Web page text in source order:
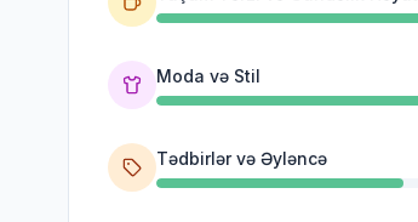
Moda və Stil
Tədbirlər və Əyləncə